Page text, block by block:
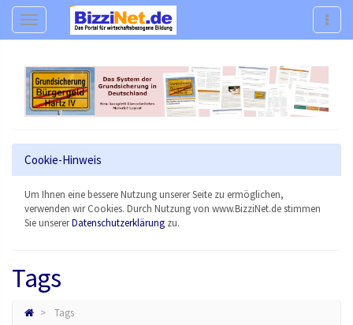
Navigation
Cookie-Hinweis
Um Ihnen eine bessere Nutzung unserer Seite zu ermöglichen,
verwenden wir Cookies. Durch Nutzung von www.BizziNet.de stimmen
Sie unsererDatenschutzerklärung zu.
Tags
Tags